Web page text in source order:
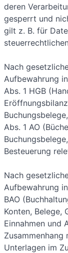
deren
gesperrt und
gilt z. B. für
Nach
Aufbewahrung
Abs. 1 HGB
Abs. 1 AO
Besteuerung
Nach
Aufbewahrung
BAO
Konten, Belege,
Einnahmen und
Unterlagen im